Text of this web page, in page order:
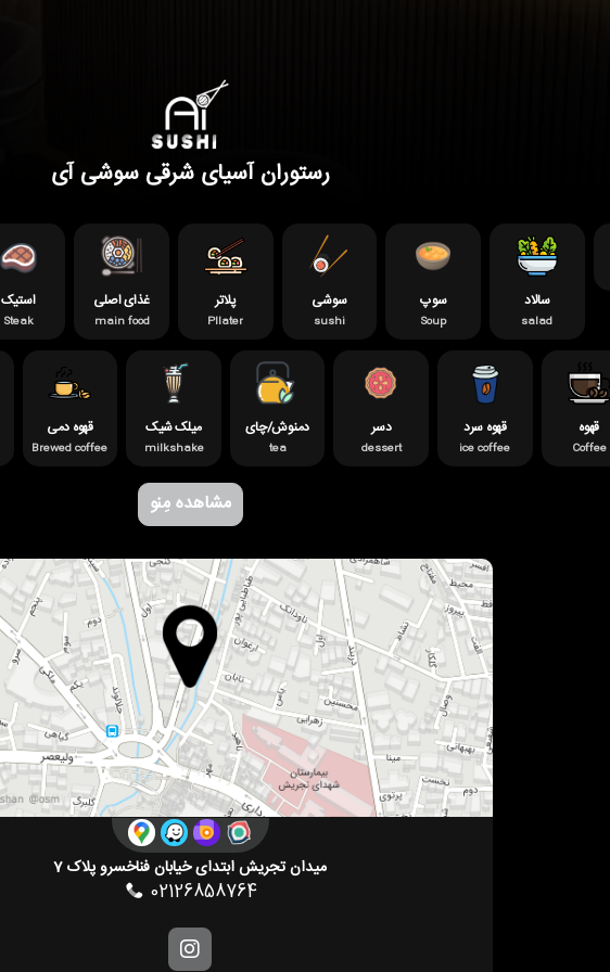
رستوران آسیای شرقی سوشی آی
سالاد
salad
سوپ
Soup
سوشی
sushi
پلاتر
Pllater
غذای اصلی
main food
استیک
Steak
قهوه
Coffee
قهوه سرد
ice coffee
دسر
dessert
دمنوش/چای
tea
میلک شیک
milkshake
قهوه دمی
Brewed coffee
مشاهده مِنو
میدان تجریش ابتدای خیابان فناخسرو پلاک 7
02126858764